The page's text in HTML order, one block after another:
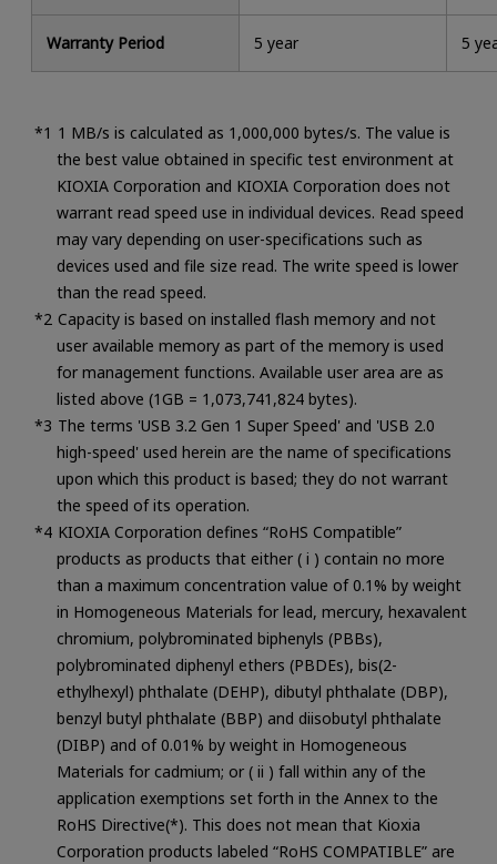
Warranty Period 5 year 5
1 MB/s is calculated as 1,000,000 bytes/s. The value is
the best value obtained in specific test environment at
KIOXIA Corporation and KIOXIA Corporation does not
warrant read speed use in individual devices. Read speed
may vary depending on user-specifications such as
devices used and file size read. The write speed is lower
than the read speed.
Capacity is based on installed flash memory and not
user available memory as part of the memory is used
for management functions. Available user area are as
listed above (1GB = 1,073,741,824 bytes).
The terms 'USB 3.2 Gen 1 Super Speed' and 'USB 2.0
high-speed' used herein are the name of specifications
upon which this product is based; they do not warrant
the speed of its operation.
KIOXIA Corporation defines “RoHS Compatible”
products as products that either ( i ) contain no more
than a maximum concentration value of 0.1% by weight
in Homogeneous Materials for lead, mercury, hexavalent
chromium, polybrominated biphenyls (PBBs),
polybrominated diphenyl ethers (PBDEs), bis(2-
ethylhexyl) phthalate (DEHP), dibutyl phthalate (DBP),
benzyl butyl phthalate (BBP) and diisobutyl phthalate
(DIBP) and of 0.01% by weight in Homogeneous
Materials for cadmium; or ( ii ) fall within any of the
application exemptions set forth in the Annex to the
RoHS Directive(*). This does not mean that Kioxia
Corporation products labeled “RoHS COMPATIBLE” are